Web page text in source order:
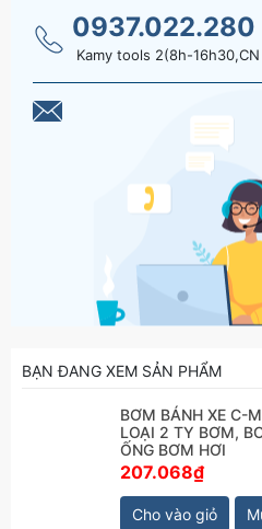
0937.022.280
Kamy tools 2(8h-
BẠN ĐANG XEM SẢN PHẨM
BƠM BÁNH XE C-
LOẠI 2 TY BƠM,
ỐNG BƠM HƠI
207.068₫
Cho vào giỏ